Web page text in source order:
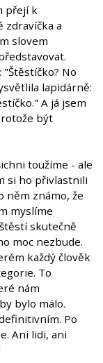
přejí k
a
slovem
No
lapidárně:
A já jsem
být
toužíme - ale
si ho přivlastnili
něm známo, že
myslíme
skutečně
moc nezbude.
každý člověk
To
nám
bylo málo.
Po
Ani lidi, ani